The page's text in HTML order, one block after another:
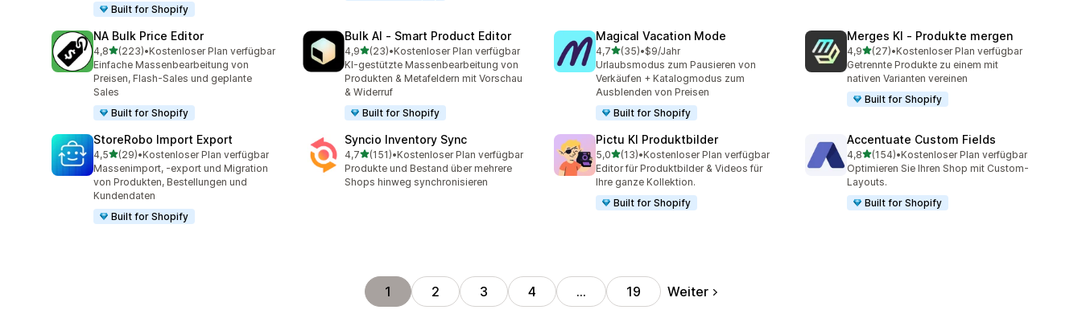
Built for Shopify
NA Bulk Price Editor
4,8von 5 Sternen
(223)
223 Rezensionen insgesamt
•Kostenloser Plan verfügbar
Einfache Massenbearbeitung von
Preisen, Flash-Sales und geplante
Sales
Built for Shopify
Bulk AI ‑ Smart Product Editor
4,9von 5 Sternen
(23)
23 Rezensionen insgesamt
•Kostenloser Plan verfügbar
KI-gestützte Massenbearbeitung von
Produkten & Metafeldern mit Vorschau
& Widerruf
Built for Shopify
Magical Vacation Mode
4,7von 5 Sternen
(35)
35 Rezensionen insgesamt
•$9/Jahr
Urlaubsmodus zum Pausieren von
Verkäufen + Katalogmodus zum
Ausblenden von Preisen
Built for Shopify
Merges KI ‑ Produkte mergen
4,9von 5 Sternen
(27)
27 Rezensionen insgesamt
•Kostenloser Plan verfügbar
Getrennte Produkte zu einem mit
nativen Varianten vereinen
Built for Shopify
StoreRobo Import Export
4,5von 5 Sternen
(29)
29 Rezensionen insgesamt
•Kostenloser Plan verfügbar
Massenimport, -export und Migration
von Produkten, Bestellungen und
Kundendaten
Built for Shopify
Syncio Inventory Sync
4,7von 5 Sternen
(151)
151 Rezensionen insgesamt
•Kostenloser Plan verfügbar
Produkte und Bestand über mehrere
Shops hinweg synchronisieren
Pictu KI Produktbilder
5,0von 5 Sternen
(13)
13 Rezensionen insgesamt
•Kostenloser Plan verfügbar
Editor für Produktbilder & Videos für
Ihre ganze Kollektion.
Built for Shopify
Accentuate Custom Fields
4,8von 5 Sternen
(154)
154 Rezensionen insgesamt
•Kostenloser Plan verfügbar
Optimieren Sie Ihren Shop mit Custom-
Layouts.
Built for Shopify
1 2 3 4 … 19 Weiter